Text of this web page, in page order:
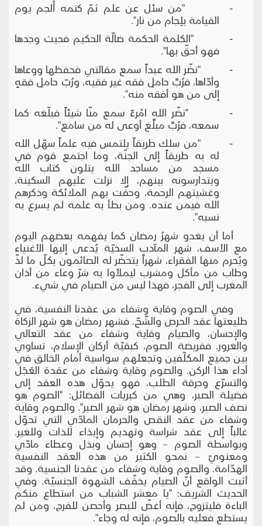
- "من سئل عن علم ثمّ كتمه أُلجم يوم
القيامة بلِجام من نار".
- "الكلمة الحكمة ضالّة الحكيم فحيث وجدها
فهو أحقّ بها".
- "نضّر الله عبداً سمع مقالتي فحفظها ووعاها
وأدّاها، فرُبَّ حاملِ فقه غير فقيه، ورُبّ حاملِ فقهٍ
إلى من هو أفقه منه".
- "نضّر الله امْرءً سمع منّا شيئاً فبلّغه كما
سمعه، فرُبَّ مبلِّغ أوعى له من سامع".
- "من سلك طريقاً يلتمس فيه علماً سهّل الله
له به طريقاً إلى الجنّة، وما اجتمع قوم في
مسجد من مساجد الله يتلون كتاب الله
ويتدارسونه بينهم، إلا نزلت عليهم السكينة،
وغشيتهم الرحمة، وحفّت بهم الملائكة وذكرهم
الله فيمن عنده. ومن بطأ به علمه لم يسرع به
نسبه".
أما أن يغدو شهرُ رمضان كما يفهمه بعضهم اليوم
مع الأسف، شهر المآدب السخيّة يُدعى إليها الأغنياء
ويُحرم منها الفقراء، شهراً يتحضّر له الصائمون بكلّ ما لذّ
وطاب من مأكل ومشرب ليملأوا به شرّ وعاء من أذان
المغرب إلى الفجر، فهذا ليس من الصيام في شيء.
وفي الصوم وقاية وشفاء من عقدنا النفسية، في
طليعتها عقد الحرص والشّحّ. فشهر رمضان هو شهر الزكاة
والإحسان، والصيام وقاية وشفاء من عقد التعالي
والغرور. ففريضة الصوم، كبقيّة أركان الإسلام، تساوي
بين جميع المكلّفين وتجعلهم سواسية أمام الخالق في
أداء هذا الركن. والصوم وقاية وشفاء من عقدة العَجَل
والتسرّع وحرقة الطلب، فهو يحوّل هذه العقد إلى
فضيلة الصبر، وهي من كبريات الفضائل: "الصوم هو
نصف الصبر، وشهر رمضان هو شهر الصبر". والصوم وقاية
وشفاء من عقد النقص والحرمان المادّي التي تحوّل
غالباً إلى عقد شراسة وتهديم وإيذاء للذات وللغير.
وبواسطة الصوم – وهو إحسان وبذل وعطاء مادّي
ومعنويّ – نمحو الكثير من هذه العقد النفسية
الهدّامة. والصوم وقاية وشفاء من عقدنا الجنسية. وقد
أثبت الواقع أنّ الصيام يخفّف الشهوة الجنسيّة. وفي
الحديث الشريف: "يا معشر الشباب من استطاع منكم
الباءة فليتزوج، فإنه أغضّ للبصر وأحصن للفرج، ومن لم
يستطع فعليه بالصوم، فإنه له وجاء".